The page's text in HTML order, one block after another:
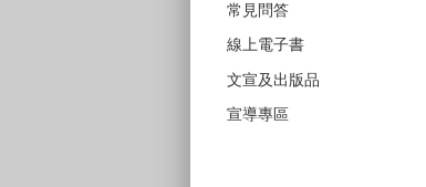
常見問答
線上電子書
文宣及出版品
宣導專區